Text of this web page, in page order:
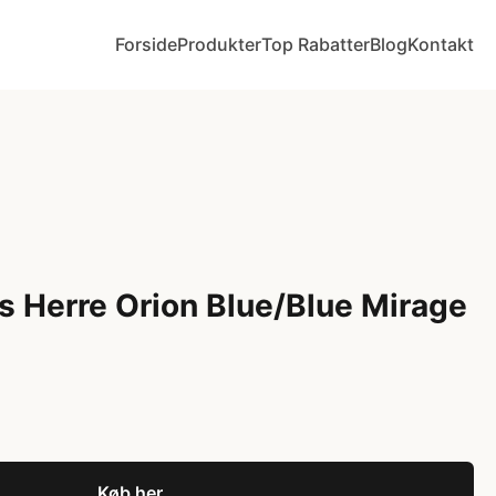
ForsideProdukterTop RabatterBlogKontakt
Herre Orion Blue/Blue Mirage